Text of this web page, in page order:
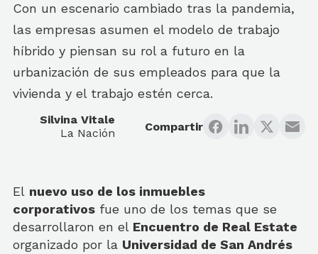
Con un escenario cambiado tras la pandemia,
las empresas asumen el modelo de trabajo
híbrido y piensan su rol a futuro en la
urbanización de sus empleados para que la
vivienda y el trabajo estén cerca.
Silvina Vitale
La Nación
Compartir
El nuevo uso de los inmuebles
corporativos fue uno de los temas que se
desarrollaron en el Encuentro de Real Estate
organizado por la Universidad de San Andrés